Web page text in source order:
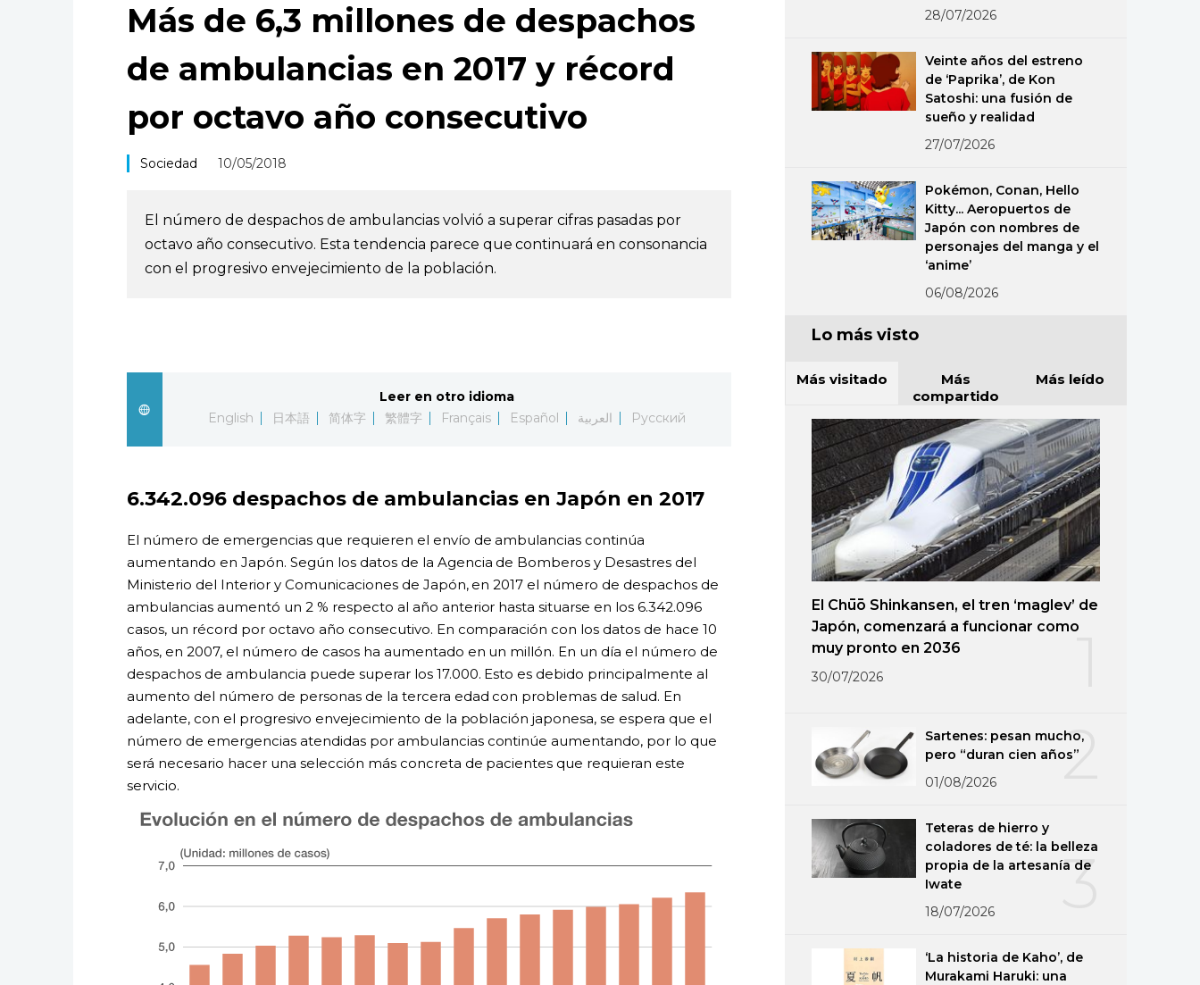
Más de 6,3 millones de despachos
de ambulancias en 2017 y récord
por octavo año consecutivo
Sociedad 10/05/2018
El número de despachos de ambulancias volvió a superar cifras pasadas por
octavo año consecutivo. Esta tendencia parece que continuará en consonancia
con el progresivo envejecimiento de la población.
Leer en otro idioma
English
日本語 简体字 繁體字 Français Español العربية Русский
6.342.096 despachos de ambulancias en Japón en 2017
El número de emergencias que requieren el envío de ambulancias continúa
aumentando en Japón. Según los datos de la Agencia de Bomberos y Desastres del
Ministerio del Interior y Comunicaciones de Japón, en 2017 el número de despachos de
ambulancias aumentó un 2 % respecto al año anterior hasta situarse en los 6.342.096
casos, un récord por octavo año consecutivo. En comparación con los datos de hace 10
años, en 2007, el número de casos ha aumentado en un millón. En un día el número de
despachos de ambulancia puede superar los 17.000. Esto es debido principalmente al
aumento del número de personas de la tercera edad con problemas de salud. En
adelante, con el progresivo envejecimiento de la población japonesa, se espera que el
número de emergencias atendidas por ambulancias continúe aumentando, por lo que
será necesario hacer una selección más concreta de pacientes que requieran este
servicio.
28/07/2026
Veinte años del estreno
de ‘Paprika’, de Kon
Satoshi: una fusión de
sueño y realidad
27/07/2026
Pokémon, Conan, Hello
Kitty... Aeropuertos de
Japón con nombres de
personajes del manga y el
‘anime’
06/08/2026
Lo más visto
Más visitado
Más
compartido
Más leído
El Chūō Shinkansen, el tren ‘maglev’ de
Japón, comenzará a funcionar como
muy pronto en 2036
30/07/2026
2
Sartenes: pesan mucho,
pero “duran cien años”
01/08/2026
3
Teteras de hierro y
coladores de té: la belleza
propia de la artesanía de
Iwate
18/07/2026
‘La historia de Kaho’, de
Murakami Haruki: una